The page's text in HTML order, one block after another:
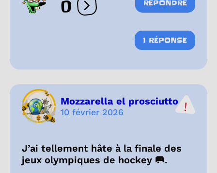
0 Ouvrir les réactions
RÉPONDRE
1 RÉPONSE
Mozzarella el prosciutto
10 février 2026
J’ai tellement hâte à la finale des
jeux olympiques de hockey 🥅.